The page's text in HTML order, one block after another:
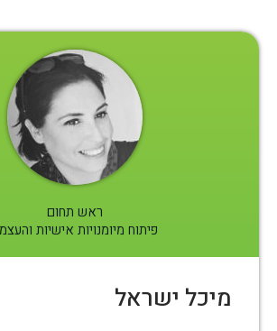
מיכל ישראל
ראש תחום
פיתוח מיומנויות אישיות